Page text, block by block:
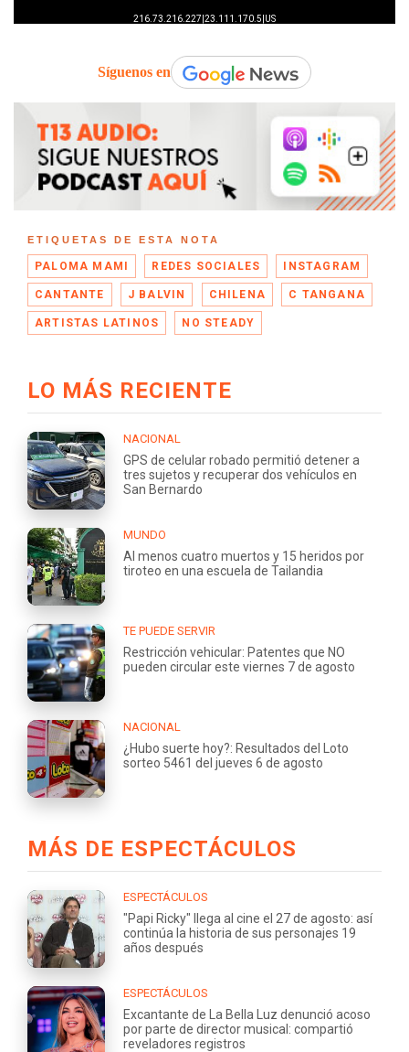
Síguenos en
ETIQUETAS DE ESTA NOTA
PALOMA MAMI REDES SOCIALES INSTAGRAM
CANTANTE J BALVIN CHILENA C TANGANA
ARTISTAS LATINOS NO STEADY
LO MÁS RECIENTE
NACIONAL
GPS de celular robado permitió detener a
tres sujetos y recuperar dos vehículos en
San Bernardo
MUNDO
Al menos cuatro muertos y 15 heridos por
tiroteo en una escuela de Tailandia
TE PUEDE SERVIR
Restricción vehicular: Patentes que NO
pueden circular este viernes 7 de agosto
NACIONAL
¿Hubo suerte hoy?: Resultados del Loto
sorteo 5461 del jueves 6 de agosto
MÁS DE ESPECTÁCULOS
ESPECTÁCULOS
"Papi Ricky" llega al cine el 27 de agosto: así
continúa la historia de sus personajes 19
años después
ESPECTÁCULOS
Excantante de La Bella Luz denunció acoso
por parte de director musical: compartió
reveladores registros